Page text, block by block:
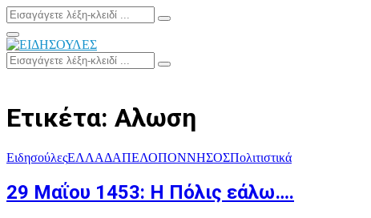
Search
for:
Search
Facebook
Twitter
Instagram
Youtube
Primary
Menu
Search
for:
Search
Ετικέτα: Αλωση
ΕιδησούλεςΕΛΛΑΔΑΠΕΛΟΠΟΝΝΗΣΟΣΠολιτιστικά
29 Μαΐου 1453: Η Πόλις εάλω….